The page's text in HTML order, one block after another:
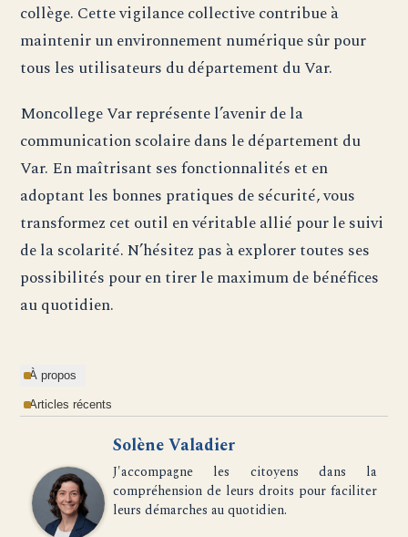
collège. Cette vigilance collective contribue à
maintenir un environnement numérique sûr pour
tous les utilisateurs du département du Var.
Moncollege Var représente l’avenir de la
communication scolaire dans le département du
Var. En maîtrisant ses fonctionnalités et en
adoptant les bonnes pratiques de sécurité, vous
transformez cet outil en véritable allié pour le suivi
de la scolarité. N’hésitez pas à explorer toutes ses
possibilités pour en tirer le maximum de bénéfices
au quotidien.
À propos
Articles récents
Solène Valadier
J'accompagne les citoyens dans la
compréhension de leurs droits pour faciliter
leurs démarches au quotidien.